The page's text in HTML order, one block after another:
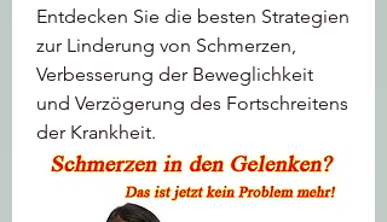
Entdecken Sie die besten Strategien
zur Linderung von Schmerzen,
Verbesserung der Beweglichkeit
und Verzögerung des Fortschreitens
der Krankheit.